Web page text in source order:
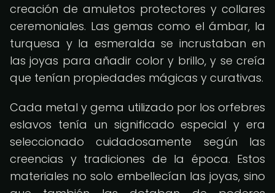
creación de amuletos protectores y collares
ceremoniales. Las gemas como el ámbar, la
turquesa y la esmeralda se incrustaban en
las joyas para añadir color y brillo, y se creía
que tenían propiedades mágicas y curativas.
Cada metal y gema utilizado por los orfebres
eslavos tenía un significado especial y era
seleccionado cuidadosamente según las
creencias y tradiciones de la época. Estos
materiales no solo embellecían las joyas, sino